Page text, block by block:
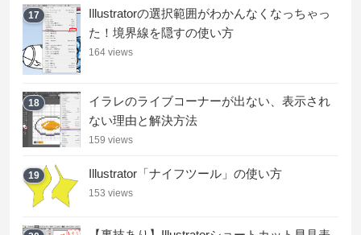
17
Illustratorの選択範囲がわかんなくなっちゃっ
た！境界線を隠すの使い方
164 views
18
イラレのライブコーナーが出ない、表示され
ない理由と解決方法
159 views
19 Illustrator「ナイフツール」の使い方
153 views